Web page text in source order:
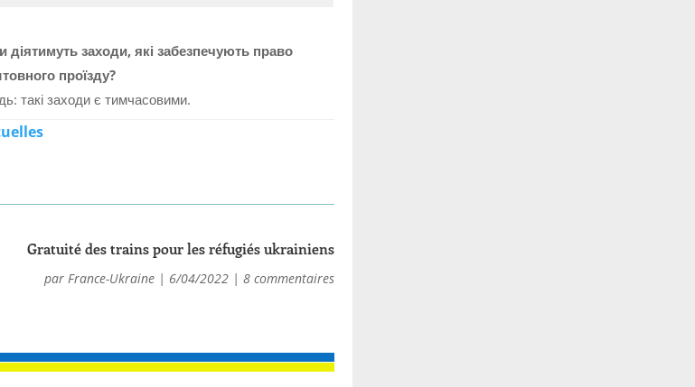
діятимуть заходи, які забезпечують право
проїзду?
такі заходи є тимчасовими.
Gratuité des trains pour les réfugiés ukrainiens
parFrance-Ukraine | 6/04/2022 |8 commentaires